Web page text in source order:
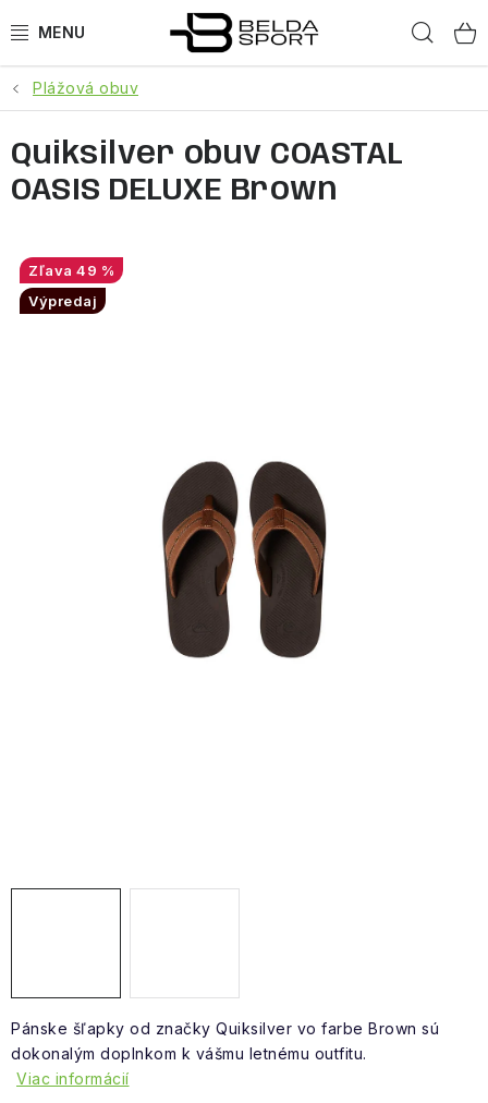
na
ŠPORTY
BEH
GOLDBERGH
OBLEČENIE
Doprava a platba
Plážová obuv
Pánske šľapky od značky Quiksilver vo farbe Brown sú
dokonalým doplnkom k vášmu letnému outfitu.
Viac informácií
Quiksilver obuv COASTAL
OASIS DELUXE Brown
49 %
Výpredaj